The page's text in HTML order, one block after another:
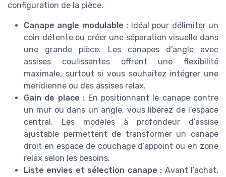
configuration de la pièce.
Canape angle modulable : Idéal pour délimiter un
coin détente ou créer une séparation visuelle dans
une grande pièce. Les canapes d’angle avec
assises coulissantes offrent une flexibilité
maximale, surtout si vous souhaitez intégrer une
meridienne ou des assises relax.
Gain de place : En positionnant le canape contre
un mur ou dans un angle, vous libérez de l’espace
central. Les modèles à profondeur d’assise
ajustable permettent de transformer un canape
droit en espace de couchage d’appoint ou en zone
relax selon les besoins.
Liste envies et sélection canape : Avant l’achat,